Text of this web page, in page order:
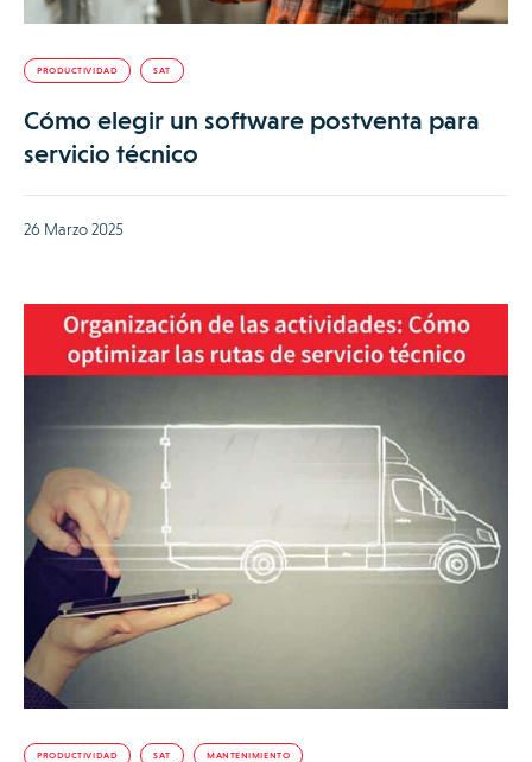
PRODUCTIVIDAD SAT
Cómo elegir un software postventa para
servicio técnico
26 Marzo 2025
PRODUCTIVIDAD SAT MANTENIMIENTO